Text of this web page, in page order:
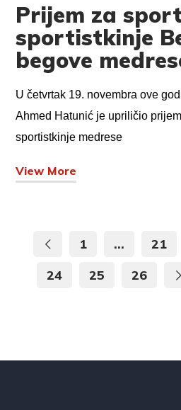
Prijem za
sportistkinje
begove
U četvrtak 19. novembra ove
Ahmed Hatunić je upriličio
sportistkinje medrese
View More
1 … 21
24
25 26